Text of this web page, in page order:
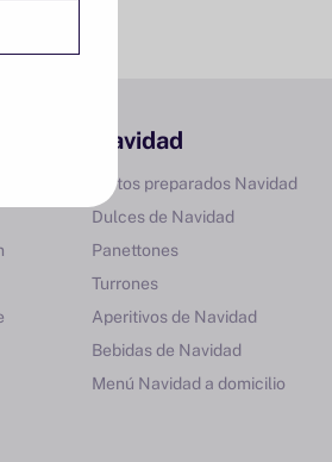
Navidad
Platos preparados Navidad
Dulces de Navidad
Panettones
Turrones
Aperitivos de Navidad
Bebidas de Navidad
Menú Navidad a domicilio